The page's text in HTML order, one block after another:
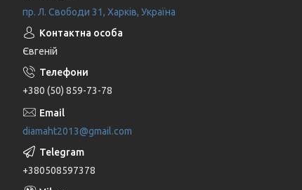
пр. Л. Свободи 31, Харків, Україна
Євгеній
+380 (50) 859-73-78
diamaht2013@gmail.com
+380508597378